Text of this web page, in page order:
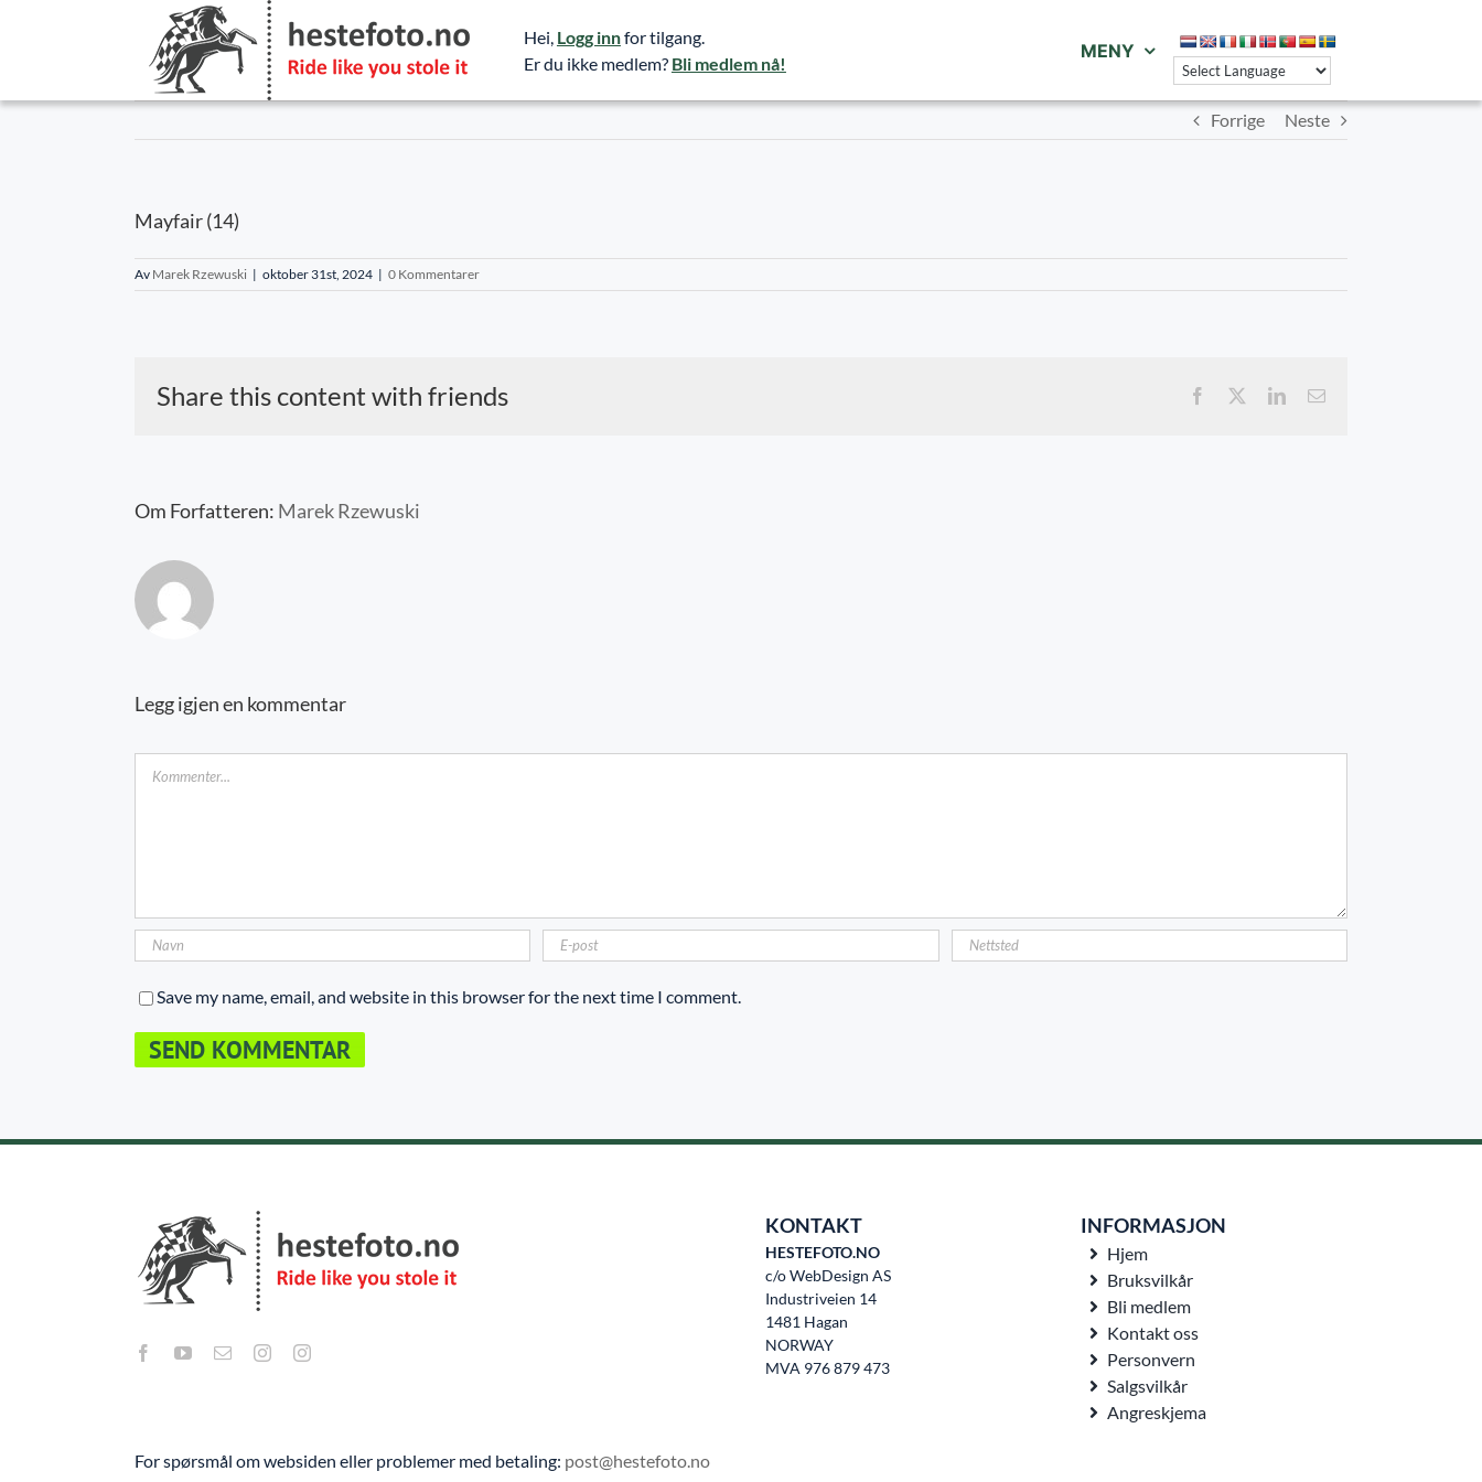
Hei, Logg innfor tilgang.
Er du ikke medlem? Bli medlem nå!
MENY
Forrige Neste
Mayfair (14)
Av Marek Rzewuski | oktober 31st, 2024 | 0 Kommentarer
Share this content with friends Facebook LinkedIn
E-
Om Forfatteren: Marek Rzewuski
Legg igjen en kommentar
Save my name, email, and website in this browser for the next time I comment.
KONTAKT
HESTEFOTO.NO
c/o WebDesign AS
Industriveien 14
1481 Hagan
NORWAY
MVA 976 879 473
INFORMASJON
Hjem
Bruksvilkår
Bli medlem
Kontakt oss
Personvern
Salgsvilkår
Angreskjema
For spørsmål om websiden eller problemer med betaling: post@hestefoto.no